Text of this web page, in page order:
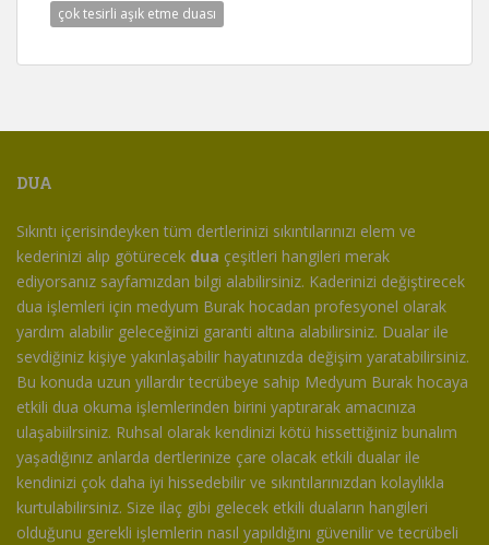
çok tesirli aşık etme duası
DUA
Sıkıntı içerisindeyken tüm dertlerinizi sıkıntılarınızı elem ve
kederinizi alıp götürecek dua çeşitleri hangileri merak
ediyorsanız sayfamızdan bilgi alabilirsiniz. Kaderinizi değiştirecek
dua işlemleri için medyum Burak hocadan profesyonel olarak
yardım alabilir geleceğinizi garanti altına alabilirsiniz. Dualar ile
sevdiğiniz kişiye yakınlaşabilir hayatınızda değişim yaratabilirsiniz.
Bu konuda uzun yıllardır tecrübeye sahip Medyum Burak hocaya
etkili dua okuma işlemlerinden birini yaptırarak amacınıza
ulaşabiilrsiniz. Ruhsal olarak kendinizi kötü hissettiğiniz bunalım
yaşadığınız anlarda dertlerinize çare olacak etkili dualar ile
kendinizi çok daha iyi hissedebilir ve sıkıntılarınızdan kolaylıkla
kurtulabilirsiniz. Size ilaç gibi gelecek etkili duaların hangileri
olduğunu gerekli işlemlerin nasıl yapıldığını güvenilir ve tecrübeli